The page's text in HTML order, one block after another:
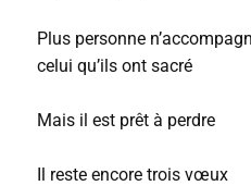
Plus personne
celui qu’ils ont sacré
Mais il est prêt à perdre
Il reste encore trois vœux